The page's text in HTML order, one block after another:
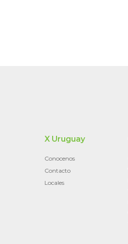
X Uruguay
Conocenos
Contacto
Locales